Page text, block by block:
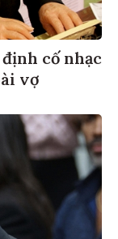
cố nhạc
vợ